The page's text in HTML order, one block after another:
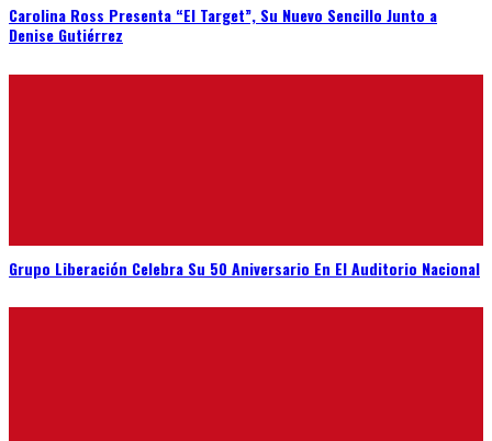
Carolina Ross Presenta “El Target”, Su Nuevo Sencillo Junto a
Denise Gutiérrez
Grupo Liberación Celebra Su 50 Aniversario En El Auditorio Nacional